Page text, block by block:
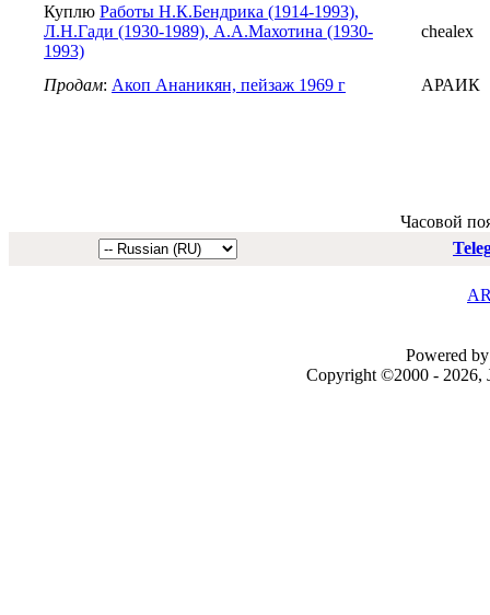
Куплю Работы Н.К.Бендрика (1914-1993),
Л.Н.Гади (1930-1989), А.А.Махотина (1930-
1993)
chealex
Продам: Акоп Ананикян, пейзаж 1969 г АРАИК
Часовой
Powered
Copyright ©2000 - 2026,